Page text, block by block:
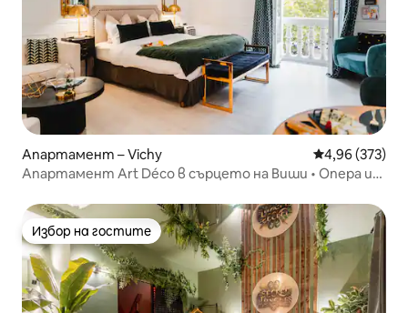
Апартамент – Vichy Средна
4,96 (373)
Апартамент Art Déco в сърцето на Виши • Опера и
Избор на гостите
Избор на гостите